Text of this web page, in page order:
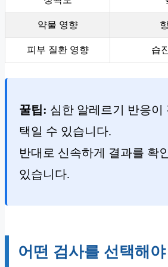
약물 영향
피부 질환 영향 습
꿀팁: 심한 알레르기 반응
택일 수 있습니다.
반대로 신속하게 결과를 확
있습니다.
어떤 검사를 선택해